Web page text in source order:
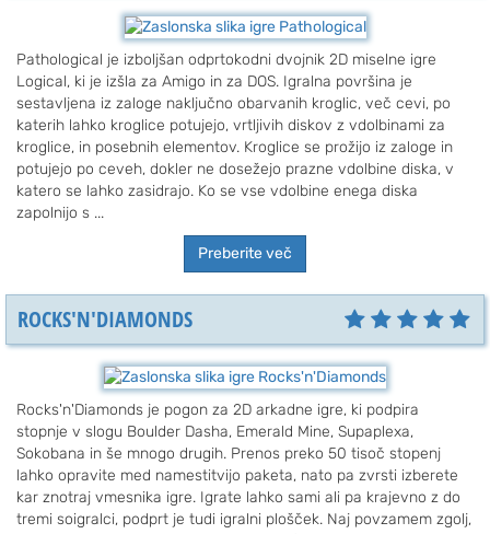
Pathological je izboljšan odprtokodni dvojnik 2D miselne igre
Logical, ki je izšla za Amigo in za DOS. Igralna površina je
sestavljena iz zaloge naključno obarvanih kroglic, več cevi, po
katerih lahko kroglice potujejo, vrtljivih diskov z vdolbinami za
kroglice, in posebnih elementov. Kroglice se prožijo iz zaloge in
potujejo po ceveh, dokler ne dosežejo prazne vdolbine diska, v
katero se lahko zasidrajo. Ko se vse vdolbine enega diska
zapolnijo s ...
Preberite več
ROCKS'N'DIAMONDS
Rocks'n'Diamonds je pogon za 2D arkadne igre, ki podpira
stopnje v slogu Boulder Dasha, Emerald Mine, Supaplexa,
Sokobana in še mnogo drugih. Prenos preko 50 tisoč stopenj
lahko opravite med namestitvijo paketa, nato pa zvrsti izberete
kar znotraj vmesnika igre. Igrate lahko sami ali pa krajevno z do
tremi soigralci, podprt je tudi igralni plošček. Naj povzamem zgolj,